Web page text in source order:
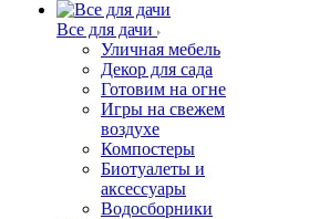
Все для дачи
Уличная мебель
Декор для сада
Готовим на огне
Игры на свежем
воздухе
Компостеры
Биотуалеты и
аксессуары
Водосборники